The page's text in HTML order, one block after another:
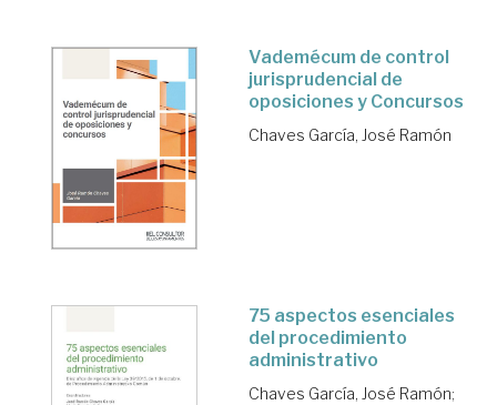
Vademécum de control
jurisprudencial de
oposiciones y Concursos
Chaves García, José Ramón
75 aspectos esenciales
del procedimiento
administrativo
Chaves García, José Ramón;